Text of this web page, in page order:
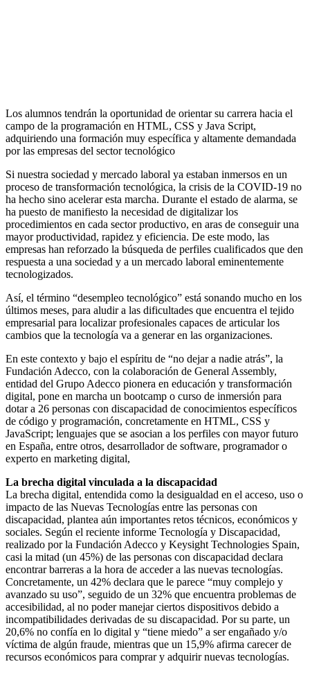
Los alumnos tendrán la oportunidad de orientar su carrera hacia el
campo de la programación en HTML, CSS y Java Script,
adquiriendo una formación muy específica y altamente demandada
por las empresas del sector tecnológico
Si nuestra sociedad y mercado laboral ya estaban inmersos en un
proceso de transformación tecnológica, la crisis de la COVID-19 no
ha hecho sino acelerar esta marcha. Durante el estado de alarma, se
ha puesto de manifiesto la necesidad de digitalizar los
procedimientos en cada sector productivo, en aras de conseguir una
mayor productividad, rapidez y eficiencia. De este modo, las
empresas han reforzado la búsqueda de perfiles cualificados que den
respuesta a una sociedad y a un mercado laboral eminentemente
tecnologizados.
Así, el término “desempleo tecnológico” está sonando mucho en los
últimos meses, para aludir a las dificultades que encuentra el tejido
empresarial para localizar profesionales capaces de articular los
cambios que la tecnología va a generar en las organizaciones.
En este contexto y bajo el espíritu de “no dejar a nadie atrás”, la
Fundación Adecco, con la colaboración de General Assembly,
entidad del Grupo Adecco pionera en educación y transformación
digital, pone en marcha un bootcamp o curso de inmersión para
dotar a 26 personas con discapacidad de conocimientos específicos
de código y programación, concretamente en HTML, CSS y
JavaScript; lenguajes que se asocian a los perfiles con mayor futuro
en España, entre otros, desarrollador de software, programador o
experto en marketing digital,
La brecha digital vinculada a la discapacidad
La brecha digital, entendida como la desigualdad en el acceso, uso o
impacto de las Nuevas Tecnologías entre las personas con
discapacidad, plantea aún importantes retos técnicos, económicos y
sociales. Según el reciente informe Tecnología y Discapacidad,
realizado por la Fundación Adecco y Keysight Technologies Spain,
casi la mitad (un 45%) de las personas con discapacidad declara
encontrar barreras a la hora de acceder a las nuevas tecnologías.
Concretamente, un 42% declara que le parece “muy complejo y
avanzado su uso”, seguido de un 32% que encuentra problemas de
accesibilidad, al no poder manejar ciertos dispositivos debido a
incompatibilidades derivadas de su discapacidad. Por su parte, un
20,6% no confía en lo digital y “tiene miedo” a ser engañado y/o
víctima de algún fraude, mientras que un 15,9% afirma carecer de
recursos económicos para comprar y adquirir nuevas tecnologías.